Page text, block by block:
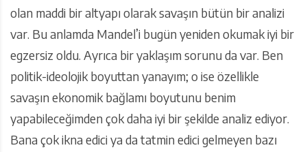
olan maddi bir altyapı olarak savaşın bütün bir analizi
var. Bu anlamda Mandel’i bugün yeniden okumak iyi bir
egzersiz oldu. Ayrıca bir yaklaşım sorunu da var. Ben
politik-ideolojik boyuttan yanayım; o ise özellikle
savaşın ekonomik bağlamı boyutunu benim
yapabileceğimden çok daha iyi bir şekilde analiz ediyor.
Bana çok ikna edici ya da tatmin edici gelmeyen bazı